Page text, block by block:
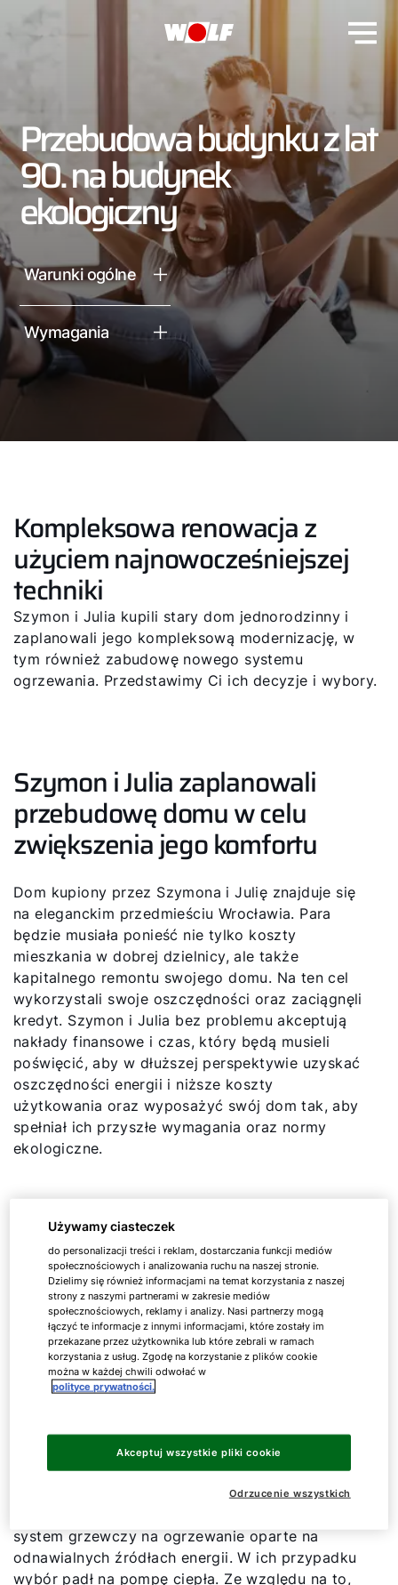
Przebudowa budynku z lat
90. na budynek
ekologiczny
Warunki ogólne
Wymagania
Kompleksowa renowacja z
użyciem najnowocześniejszej
techniki
Szymon i Julia kupili stary dom jednorodzinny i
zaplanowali jego kompleksową modernizację, w
tym również zabudowę nowego systemu
ogrzewania. Przedstawimy Ci ich decyzje i wybory.
Szymon i Julia zaplanowali
przebudowę domu w celu
zwiększenia jego komfortu
Dom kupiony przez Szymona i Julię znajduje się
na eleganckim przedmieściu Wrocławia. Para
będzie musiała ponieść nie tylko koszty
mieszkania w dobrej dzielnicy, ale także
kapitalnego remontu swojego domu. Na ten cel
wykorzystali swoje oszczędności oraz zaciągnęli
kredyt. Szymon i Julia bez problemu akceptują
nakłady finansowe i czas, który będą musieli
poświęcić, aby w dłuższej perspektywie uzyskać
oszczędności energii i niższe koszty
użytkowania oraz wyposażyć swój dom tak, aby
spełniał ich przyszłe wymagania oraz normy
ekologiczne.
Wyzwania związane z
projektem
Budynek jest w dobrym stanie. Jednak w celu
osiągnięcia wysokiego standardu sprawności
energetycznej konieczne są szeroko zakrojone
prace renowacyjne obejmujące odnowienie
termoizolacji na ścianach zewnętrznych i w
drzwi wejściowych.
W ten sposób Szymon i Julia w wystarczającym
stopniu zmniejszą zapotrzebowanie budynku na
system grzewczy na ogrzewanie oparte na
odnawialnych źródłach energii. W ich przypadku
wybór padł na pompę ciepła. Ze względu na to,
Używamy ciasteczek
do personalizacji treści i reklam, dostarczania funkcji mediów
społecznościowych i analizowania ruchu na naszej stronie.
Dzielimy się również informacjami na temat korzystania z naszej
strony z naszymi partnerami w zakresie mediów
społecznościowych, reklamy i analizy. Nasi partnerzy mogą
łączyć te informacje z innymi informacjami, które zostały im
przekazane przez użytkownika lub które zebrali w ramach
korzystania z usług. Zgodę na korzystanie z plików cookie
można w każdej chwili odwołać w
polityce prywatności.
Odrzucenie wszystkich
Akceptuj wszystkie pliki cookie